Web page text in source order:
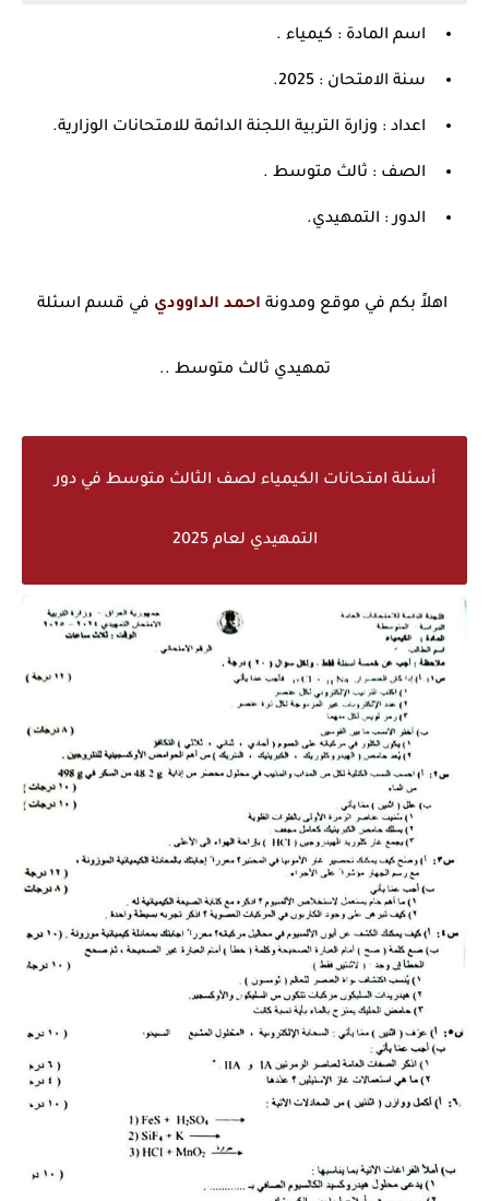
اسم المادة : كيمياء .
سنة الامتحان : 2025.
اعداد : وزارة التربية اللجنة الدائمة للامتحانات الوزارية.
الصف : ثالث متوسط .
الدور : التمهيدي.
اهلاً بكم في موقع ومدونة احمد الداوودي في قسم اسئلة
تمهيدي ثالث متوسط ..
أسئلة امتحانات الكيمياء لصف الثالث متوسط في دور
التمهيدي لعام 2025